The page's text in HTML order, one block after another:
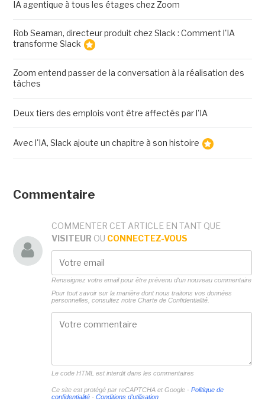
IA agentique à tous les étages chez Zoom
Rob Seaman, directeur produit chez Slack : Comment l'IA
transforme Slack
Zoom entend passer de la conversation à la réalisation des
tâches
Deux tiers des emplois vont être affectés par l'IA
Avec l'IA, Slack ajoute un chapitre à son histoire
Commentaire
COMMENTER CET ARTICLE EN TANT QUE
VISITEUR OU CONNECTEZ-VOUS
Renseignez votre email pour être prévenu d'un nouveau commentaire
Pour tout savoir sur la manière dont nous traitons vos données
personnelles, consultez notre Charte de Confidentialité.
Le code HTML est interdit dans les commentaires
Ce site est protégé par reCAPTCHA et Google - Politique de
confidentialité- Conditions d'utilisation